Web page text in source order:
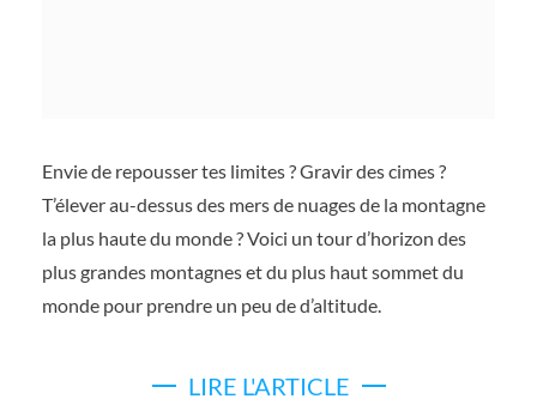
Envie de repousser tes limites ? Gravir des cimes ?
T’élever au-dessus des mers de nuages de la montagne
la plus haute du monde ? Voici un tour d’horizon des
plus grandes montagnes et du plus haut sommet du
monde pour prendre un peu de d’altitude.
LIRE L'ARTICLE